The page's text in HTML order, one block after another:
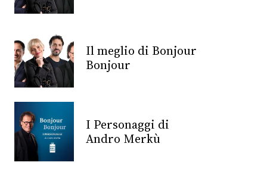
Il meglio di Bonjour
Bonjour
I Personaggi di
Andro Merkù